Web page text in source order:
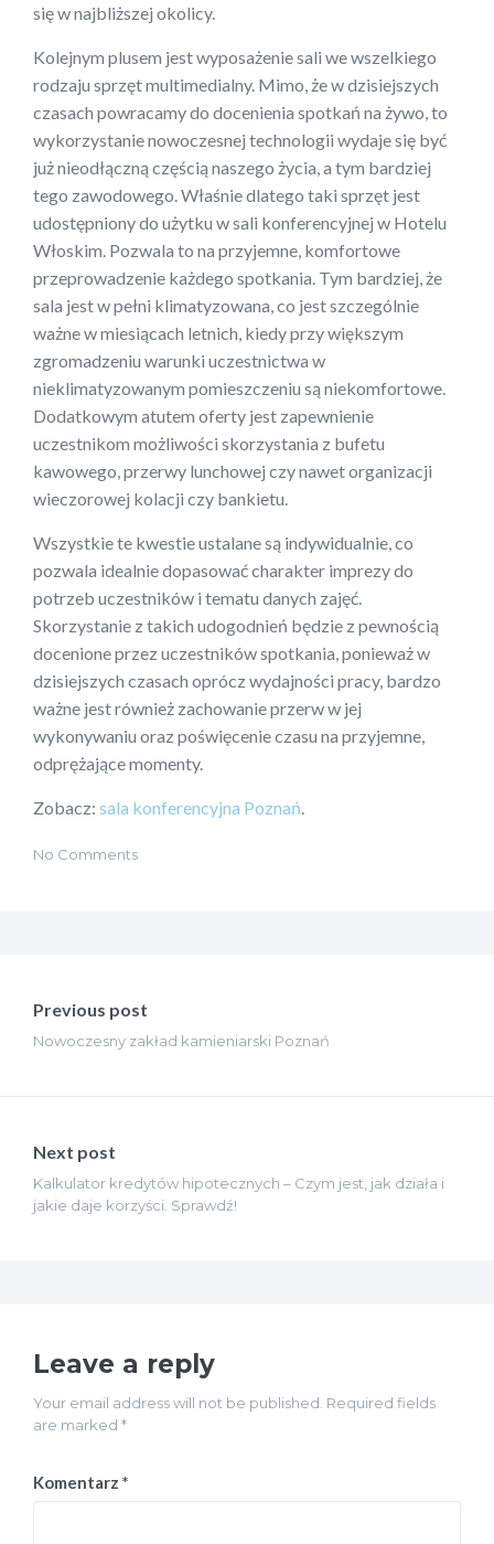
się w najbliższej okolicy.
Kolejnym plusem jest wyposażenie sali we wszelkiego
rodzaju sprzęt multimedialny. Mimo, że w dzisiejszych
czasach powracamy do docenienia spotkań na żywo, to
wykorzystanie nowoczesnej technologii wydaje się być
już nieodłączną częścią naszego życia, a tym bardziej
tego zawodowego. Właśnie dlatego taki sprzęt jest
udostępniony do użytku w sali konferencyjnej w Hotelu
Włoskim. Pozwala to na przyjemne, komfortowe
przeprowadzenie każdego spotkania. Tym bardziej, że
sala jest w pełni klimatyzowana, co jest szczególnie
ważne w miesiącach letnich, kiedy przy większym
zgromadzeniu warunki uczestnictwa w
nieklimatyzowanym pomieszczeniu są niekomfortowe.
Dodatkowym atutem oferty jest zapewnienie
uczestnikom możliwości skorzystania z bufetu
kawowego, przerwy lunchowej czy nawet organizacji
wieczorowej kolacji czy bankietu.
Wszystkie te kwestie ustalane są indywidualnie, co
pozwala idealnie dopasować charakter imprezy do
potrzeb uczestników i tematu danych zajęć.
Skorzystanie z takich udogodnień będzie z pewnością
docenione przez uczestników spotkania, ponieważ w
dzisiejszych czasach oprócz wydajności pracy, bardzo
ważne jest również zachowanie przerw w jej
wykonywaniu oraz poświęcenie czasu na przyjemne,
odprężające momenty.
Zobacz: sala konferencyjna Poznań
No Comments
wpisu
Previous post
Nowoczesny zakład kamieniarski Poznań
Next post
Kalkulator kredytów hipotecznych – Czym jest, jak działa i
jakie daje korzyści. Sprawdź!
Leave a reply
Your email address will not be published. Required fields
are marked *
Komentarz *